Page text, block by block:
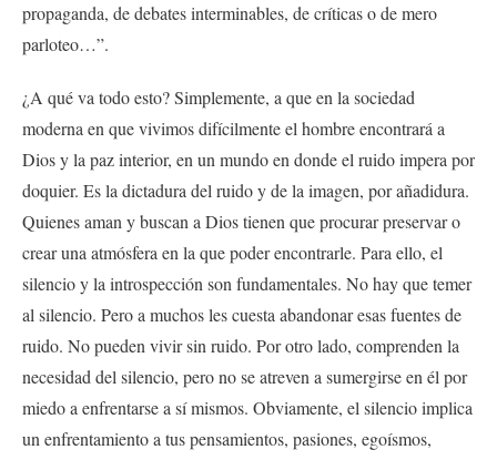
propaganda, de debates interminables, de críticas o de mero
parloteo…”.
¿A qué va todo esto? Simplemente, a que en la sociedad
moderna en que vivimos difícilmente el hombre encontrará a
Dios y la paz interior, en un mundo en donde el ruido impera por
doquier. Es la dictadura del ruido y de la imagen, por añadidura.
Quienes aman y buscan a Dios tienen que procurar preservar o
crear una atmósfera en la que poder encontrarle. Para ello, el
silencio y la introspección son fundamentales. No hay que temer
al silencio. Pero a muchos les cuesta abandonar esas fuentes de
ruido. No pueden vivir sin ruido. Por otro lado, comprenden la
necesidad del silencio, pero no se atreven a sumergirse en él por
miedo a enfrentarse a sí mismos. Obviamente, el silencio implica
un enfrentamiento a tus pensamientos, pasiones, egoísmos,